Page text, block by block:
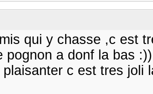
qui y chasse ,c est
pognon a donf la bas
c est tres joli